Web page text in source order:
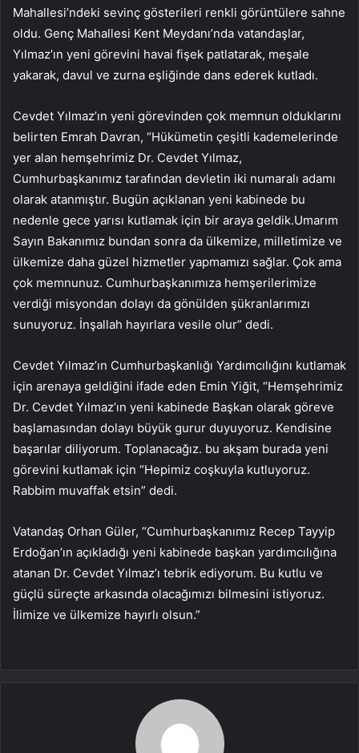
Mahallesi’ndeki sevinç gösterileri renkli görüntülere sahne
oldu. Genç Mahallesi Kent Meydanı’nda vatandaşlar,
Yılmaz’ın yeni görevini havai fişek patlatarak, meşale
yakarak, davul ve zurna eşliğinde dans ederek kutladı.
Cevdet Yılmaz’ın yeni görevinden çok memnun olduklarını
belirten Emrah Davran, “Hükümetin çeşitli kademelerinde
yer alan hemşehrimiz Dr. Cevdet Yılmaz,
Cumhurbaşkanımız tarafından devletin iki numaralı adamı
olarak atanmıştır. Bugün açıklanan yeni kabinede bu
nedenle gece yarısı kutlamak için bir araya geldik.Umarım
Sayın Bakanımız bundan sonra da ülkemize, milletimize ve
ülkemize daha güzel hizmetler yapmamızı sağlar. Çok ama
çok memnunuz. Cumhurbaşkanımıza hemşerilerimize
verdiği misyondan dolayı da gönülden şükranlarımızı
sunuyoruz. İnşallah hayırlara vesile olur” dedi.
Cevdet Yılmaz’ın Cumhurbaşkanlığı Yardımcılığını kutlamak
için arenaya geldiğini ifade eden Emin Yiğit, “Hemşehrimiz
Dr. Cevdet Yılmaz’ın yeni kabinede Başkan olarak göreve
başlamasından dolayı büyük gurur duyuyoruz. Kendisine
başarılar diliyorum. Toplanacağız. bu akşam burada yeni
görevini kutlamak için “Hepimiz coşkuyla kutluyoruz.
Rabbim muvaffak etsin” dedi.
Vatandaş Orhan Güler, “Cumhurbaşkanımız Recep Tayyip
Erdoğan’ın açıkladığı yeni kabinede başkan yardımcılığına
atanan Dr. Cevdet Yılmaz’ı tebrik ediyorum. Bu kutlu ve
güçlü süreçte arkasında olacağımızı bilmesini istiyoruz.
İlimize ve ülkemize hayırlı olsun.”